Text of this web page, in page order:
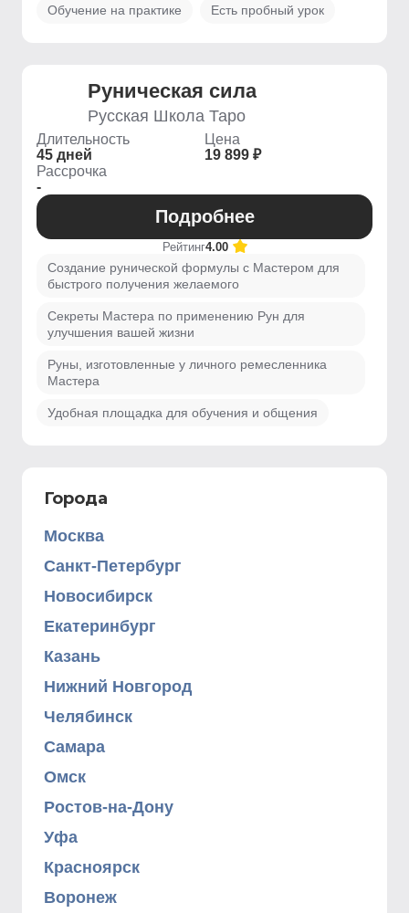
Обучение на практике Есть пробный урок
Руническая сила
Русская Школа Таро
Длительность
45 дней
Цена
19 899 ₽
Рассрочка
-
Подробнее
Рейтинг4.00
Создание рунической формулы с Мастером для
быстрого получения желаемого
Секреты Мастера по применению Рун для
улучшения вашей жизни
Руны, изготовленные у личного ремесленника
Мастера
Удобная площадка для обучения и общения
Города
Москва
Санкт-Петербург
Новосибирск
Екатеринбург
Казань
Нижний Новгород
Челябинск
Самара
Омск
Ростов-на-Дону
Уфа
Красноярск
Воронеж